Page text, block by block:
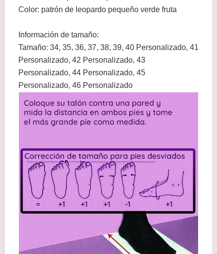
Color: patrón de leopardo pequeño verde fruta
Información de tamaño:
Tamaño: 34, 35, 36, 37, 38, 39, 40 Personalizado, 41
Personalizado, 42 Personalizado, 43
Personalizado, 44 Personalizado, 45
Personalizado, 46 Personalizado